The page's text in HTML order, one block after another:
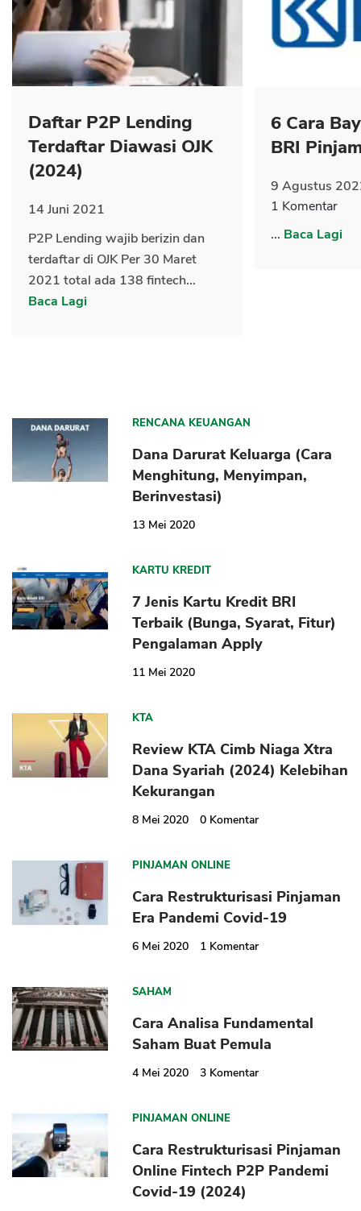
Daftar P2P Lending
Terdaftar Diawasi OJK
(2024)
14 Juni 2021
P2P Lending wajib berizin dan
terdaftar di OJK Per 30 Maret
2021 total ada 138 fintech...
Baca Lagi
6 Cara
BRI
9 Agustus
1 Komentar
... Baca Lagi
RENCANA KEUANGAN
Dana Darurat Keluarga (Cara
Menghitung, Menyimpan,
Berinvestasi)
13 Mei 2020
KARTU KREDIT
7 Jenis Kartu Kredit BRI
Terbaik (Bunga, Syarat, Fitur)
Pengalaman Apply
11 Mei 2020
KTA
Review KTA Cimb Niaga Xtra
Dana Syariah (2024) Kelebihan
Kekurangan
8 Mei 2020 0 Komentar
PINJAMAN ONLINE
Cara Restrukturisasi Pinjaman
Era Pandemi Covid-19
6 Mei 2020 1 Komentar
SAHAM
Cara Analisa Fundamental
Saham Buat Pemula
4 Mei 2020 3 Komentar
PINJAMAN ONLINE
Cara Restrukturisasi Pinjaman
Online Fintech P2P Pandemi
Covid-19 (2024)